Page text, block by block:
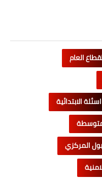
العام
اسئلة الابتدائية
المركزي